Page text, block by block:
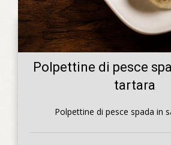
Polpettine di pesce
tartara
Polpettine di pesce spada in